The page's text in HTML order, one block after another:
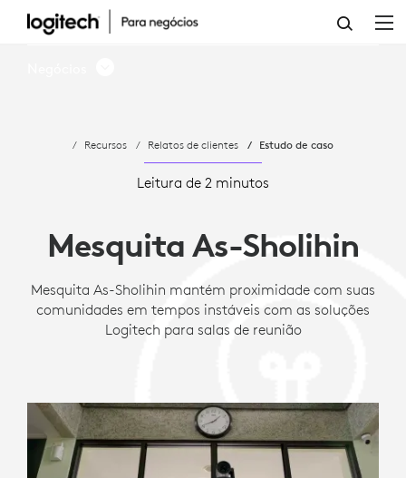
MESQUITA
PROXIMIDADE
SUAS
COMUNIDADES
EM
TEMPOS
SOLUÇÕES
Recursos Relatos de clientes Estudo de caso
Leitura de 2 minutos
Mesquita As-Sholihin
Mesquita As-Sholihin mantém proximidade com suas
comunidades em tempos instáveis com as soluções
Logitech para salas de reunião